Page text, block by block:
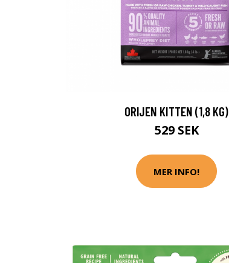
ORIJEN KITTEN (1,8 KG)
529 SEK
MER INFO!